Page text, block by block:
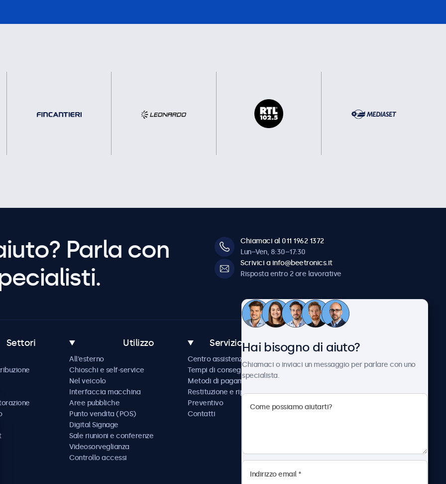
Parla con
Chiamaci al 011 1962 1372
Lun–Ven, 8:30–17:30
Scrivici a info@beetronics.it
Risposta entro 2 ore lavorative
Settori Utilizzo
All'esterno
Chioschi e self-service
Nel veicolo
Interfaccia macchina
Aree pubbliche
Punto vendita (POS)
Digital Signage
Sale riunioni e conferenze
Videosorveglianza
Controllo accessi
Servizio Clienti
Centro assistenza
Tempi di consegna
Metodi di pagamento
Restituzione e riparazione
Preventivo
Contatti
Chi siamo
Notizie e aggiornamenti
Beetronics
Lavora con noi
Hai bisogno di aiuto?
Chiamaci o inviaci un messaggio per parlare con uno
specialista.